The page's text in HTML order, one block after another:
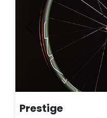
Previous
Prestige